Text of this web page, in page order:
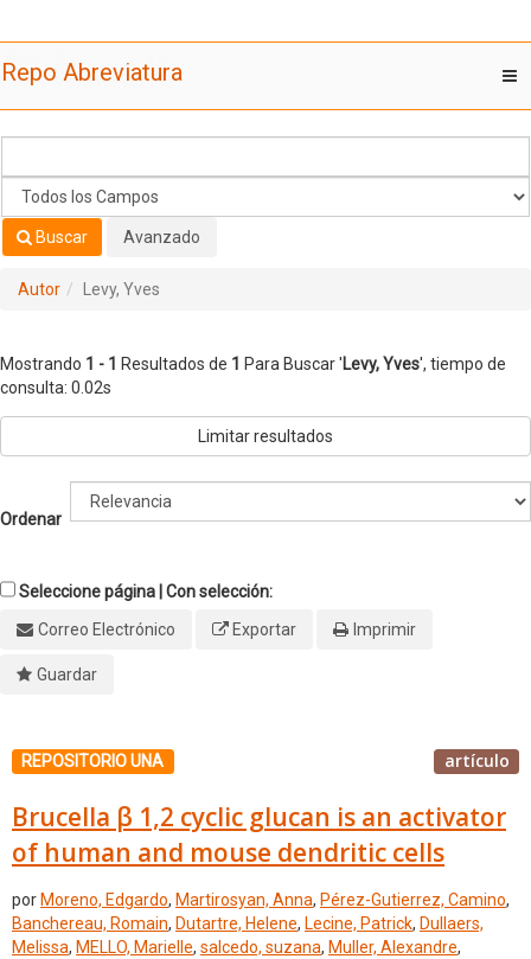
Repo Abreviatura
Buscar Avanzado
Autor Levy, Yves
Mostrando 1 - 1 Resultados de 1 Para Buscar 'Levy, Yves', tiempo de
consulta: 0.02s
Limitar resultados
Ordenar
Seleccione página | Con selección:
Correo Electrónico
Exportar Imprimir
Guardar
REPOSITORIO UNA artículo
Brucella β 1,2 cyclic glucan is an activator
of human and mouse dendritic cells
por Moreno, Edgardo, Martirosyan, Anna, Pérez-Gutierrez, Camino,
Banchereau, Romain, Dutartre, Helene, Lecine, Patrick, Dullaers,
Melissa, MELLO, Marielle, salcedo, suzana, Muller, Alexandre,